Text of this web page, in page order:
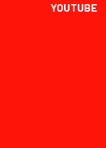
YOUTUBE